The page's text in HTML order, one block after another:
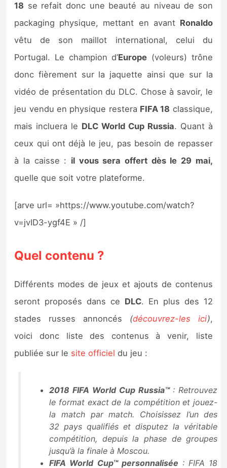
18 se refait donc une beauté au niveau de son
packaging physique, mettant en avant Ronaldo
vêtu de son maillot international, celui du
Portugal. Le champion d’Europe (voleurs) trône
donc fièrement sur la jaquette ainsi que sur la
vidéo de présentation du DLC. Chose à savoir, le
jeu vendu en physique restera FIFA 18 classique,
mais incluera le DLC World Cup Russia. Quant à
ceux qui ont déjà le jeu, pas besoin de repasser
à la caisse : il vous sera offert dès le 29 mai,
quelle que soit votre plateforme.
[arve url= »https://www.youtube.com/watch?
v=jvID3-ygf4E » /]
Quel contenu ?
Différents modes de jeux et ajouts de contenus
seront proposés dans ce DLC. En plus des 12
stades russes annoncés (découvrez-les ici),
voici donc liste des contenus à venir, liste
publiée sur le site officiel du jeu :
2018 FIFA World Cup Russia™: Retrouvez
le format exact de la compétition et jouez-
la match par match. Choisissez l’un des
32 pays qualifiés et disputez la véritable
compétition, depuis la phase de groupes
jusqu’à la finale à Moscou.
FIFA World Cup™ personnalisée : FIFA 18